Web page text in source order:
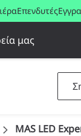
Επενδυτές
μας
MAS LED